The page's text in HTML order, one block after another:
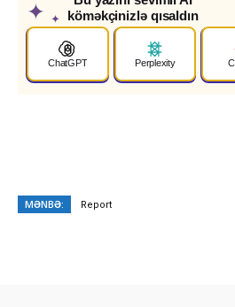
✦ ✦
köməkçinizlə qısaldın
ChatGPT Perplexity
MƏNBƏ: Report